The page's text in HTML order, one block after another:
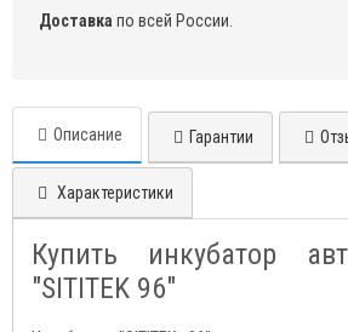
Доставка по всей России.
Описание Гарантии
Характеристики
Купить инкубатор
"SITITEK 96"